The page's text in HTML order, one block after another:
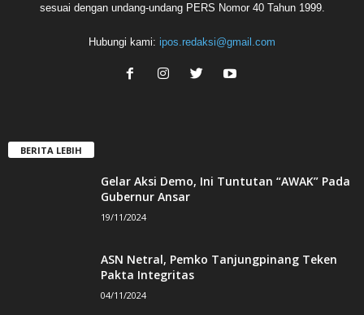
sesuai dengan undang-undang PERS Nomor 40 Tahun 1999.
Hubungi kami: ipos.redaksi@gmail.com
BERITA LEBIH
Gelar Aksi Demo, Ini Tuntutan “AWAK” Pada
Gubernur Ansar
19/11/2024
ASN Netral, Pemko Tanjungpinang Teken
Pakta Integritas
04/11/2024